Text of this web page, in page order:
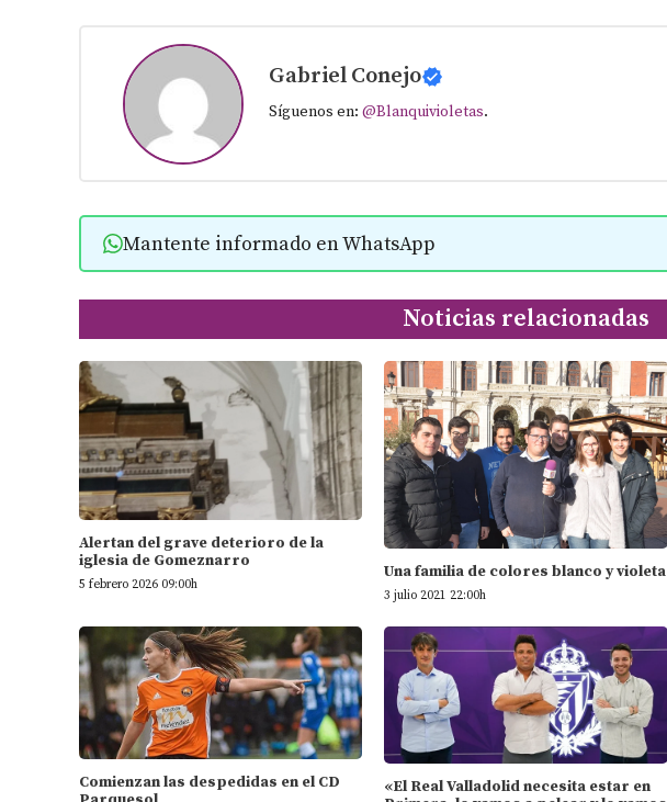
Gabriel Conejo
Síguenos en: @Blanquivioletas.
Mantente informado en WhatsApp
Noticias relacionadas
Alertan del grave deterioro de la
iglesia de Gomeznarro
5 febrero 2026 09:00h
Una familia de colores blanco y violeta
3 julio 2021 22:00h
Comienzan las despedidas en el CD
«El Real Valladolid necesita estar en